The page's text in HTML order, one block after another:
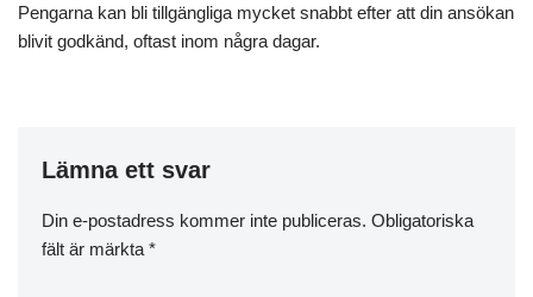
Pengarna kan bli tillgängliga mycket snabbt efter att din ansökan
blivit godkänd, oftast inom några dagar.
Lämna ett svar
Din e-postadress kommer inte publiceras. Obligatoriska
fält är märkta *